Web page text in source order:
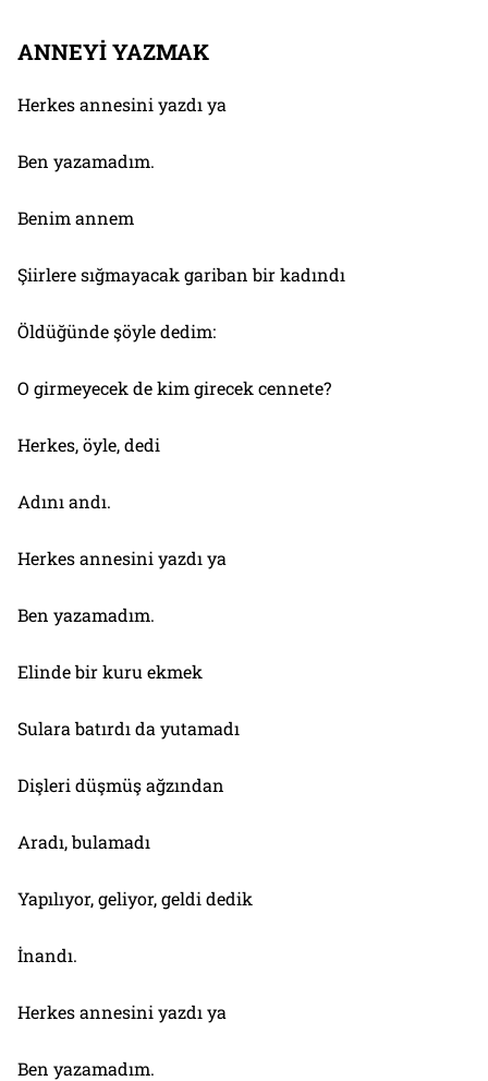
ANNEYİ YAZMAK
Herkes annesini yazdı ya
Ben yazamadım.
Benim annem
Şiirlere sığmayacak gariban bir kadındı
Öldüğünde şöyle dedim:
O girmeyecek de kim girecek cennete?
Herkes, öyle, dedi
Adını andı.
Herkes annesini yazdı ya
Ben yazamadım.
Elinde bir kuru ekmek
Sulara batırdı da yutamadı
Dişleri düşmüş ağzından
Aradı, bulamadı
Yapılıyor, geliyor, geldi dedik
İnandı.
Herkes annesini yazdı ya
Ben yazamadım.